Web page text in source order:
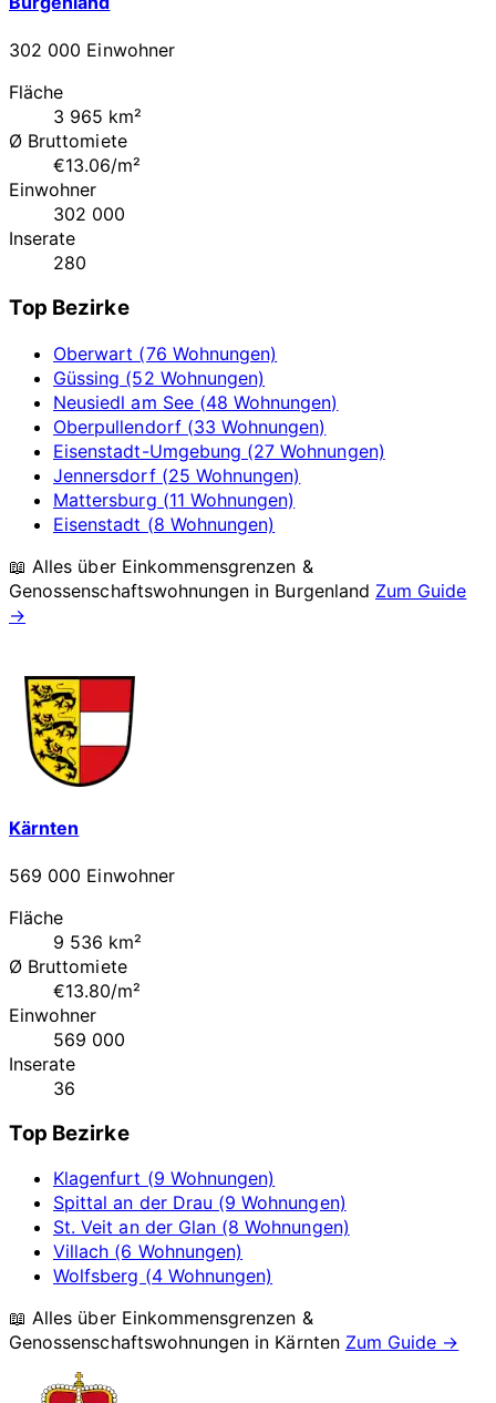
302 000 Einwohner
Fläche
3 965 km²
Ø Bruttomiete
€13.06/m²
Einwohner
302 000
Inserate
280
Top Bezirke
Oberwart (76 Wohnungen)
Güssing (52 Wohnungen)
Neusiedl am See (48 Wohnungen)
Oberpullendorf (33 Wohnungen)
Eisenstadt-Umgebung (27 Wohnungen)
Jennersdorf (25 Wohnungen)
Mattersburg (11 Wohnungen)
Eisenstadt (8 Wohnungen)
📖 Alles über Einkommensgrenzen &
Genossenschaftswohnungen in Burgenland Zum Guide
→
Kärnten
569 000 Einwohner
Fläche
9 536 km²
Ø Bruttomiete
€13.80/m²
Einwohner
569 000
Inserate
36
Top Bezirke
Klagenfurt (9 Wohnungen)
Spittal an der Drau (9 Wohnungen)
St. Veit an der Glan (8 Wohnungen)
Villach (6 Wohnungen)
Wolfsberg (4 Wohnungen)
📖 Alles über Einkommensgrenzen &
Genossenschaftswohnungen in Kärnten Zum Guide →